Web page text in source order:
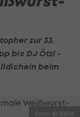
zur 33.
bis DJ Ötzi -
beim
Foto: © GEPA